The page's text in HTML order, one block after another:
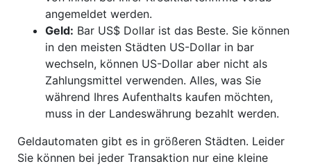
angemeldet werden.
Geld: Bar US$ Dollar ist das Beste. Sie können
in den meisten Städten US-Dollar in bar
wechseln, können US-Dollar aber nicht als
Zahlungsmittel verwenden. Alles, was Sie
während Ihres Aufenthalts kaufen möchten,
muss in der Landeswährung bezahlt werden.
Geldautomaten gibt es in größeren Städten. Leider
Sie können bei jeder Transaktion nur eine kleine